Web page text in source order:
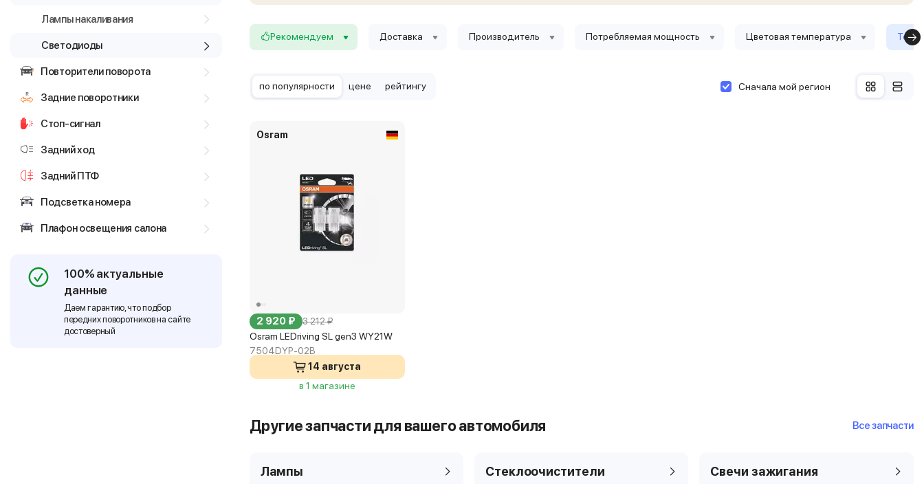
Лампы накаливания
Светодиоды
Повторители поворота
Задние поворотники
Стоп-сигнал
Задний ход
Задний ПТФ
Подсветка номера
Плафон освещения салона
100% актуальные
данные
Даем гарантию, что подбор
передних поворотников на сайте
достоверный
Рекомендуем Доставка Производитель Потребляемая мощность Цветовая температура
по популярности цене рейтингу Сначала мой регион
Osram
2 920 ₽ 3 212 ₽
Osram LEDriving SL gen3 WY21W
7504DYP-02B
14 августа
в 1 магазине
Другие запчасти для вашего автомобиля Все запчасти
Лампы Стеклоочистители Свечи зажигания